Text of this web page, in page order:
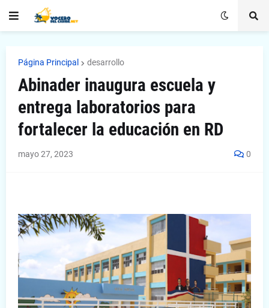
Página Principal desarrollo
Abinader inaugura escuela y
entrega laboratorios para
fortalecer la educación en RD
mayo 27, 2023 0